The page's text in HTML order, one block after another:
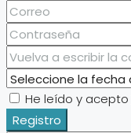
He leído y acepto
Registro